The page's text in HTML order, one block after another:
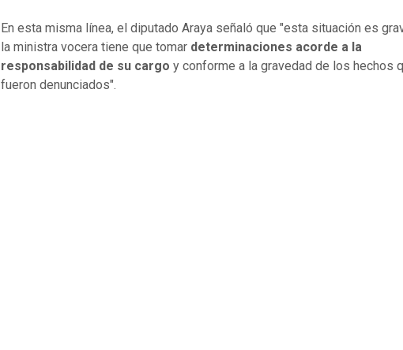
En esta misma línea, el diputado Araya señaló que "esta situación es
la ministra vocera tiene que tomar determinaciones acorde a la
responsabilidad de su cargo y conforme a la gravedad de los hechos
fueron denunciados".